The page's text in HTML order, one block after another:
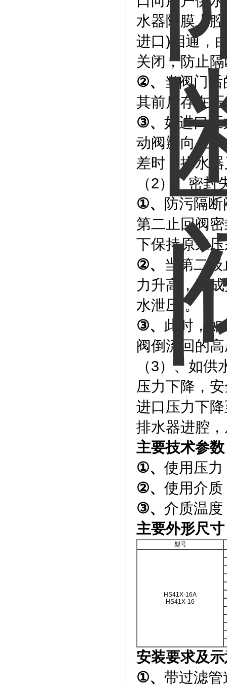
水器隔膜上
进口)相通，
关闭，防止
②、 当阀门
其前后存在
③、 如进口
动阀瓣向上
差时，排水
（2）、密封
①、
防污隔
第二止回阀
下保持原来
②、 当第二
力升高，造
水泄压 。
③、 此时，
阀倒流回的
（3）、如
压力下降，
进口压力下
排水器进腔
主要技术参
①、 使用压力
②、 使用介质
③、 介质温
主要外形尺
型号
HS41X-16A
HS41X-16
安装要求及
①、 带过滤